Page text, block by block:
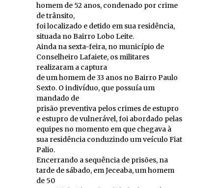
homem de 52 anos, condenado por crime
de trânsito,
foi localizado e detido em sua residência,
situada no Bairro Lobo Leite.
Ainda na sexta-feira, no município de
Conselheiro Lafaiete, os militares
realizaram a captura
de um homem de 33 anos no Bairro Paulo
Sexto. O indivíduo, que possuía um
mandado de
prisão preventiva pelos crimes de estupro
e estupro de vulnerável, foi abordado pelas
equipes no momento em que chegava à
sua residência conduzindo um veículo Fiat
Palio.
Encerrando a sequência de prisões, na
tarde de sábado, em Jeceaba, um homem
de 50